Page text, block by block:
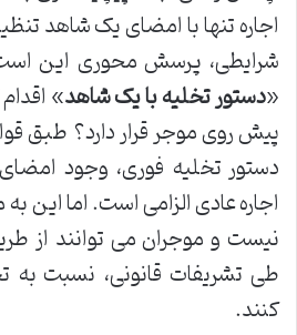
اجاره تنها با امضای یک شاهد
شرایطی، پرسش محوری این است
«دستور تخلیه با یک شاهد»
پیش روی موجر قرار دارد؟ طبق
دستور تخلیه فوری، وجود
اجاره عادی الزامی است. اما
نیست و موجران می توانند از
طی تشریفات قانونی، نسبت به
کنند.